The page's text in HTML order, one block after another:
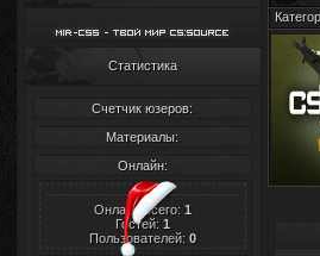
Статистика
Счетчик юзеров:
Материалы:
Онлайн:
Онлайн всего: 1
Гостей: 1
Пользователей: 0